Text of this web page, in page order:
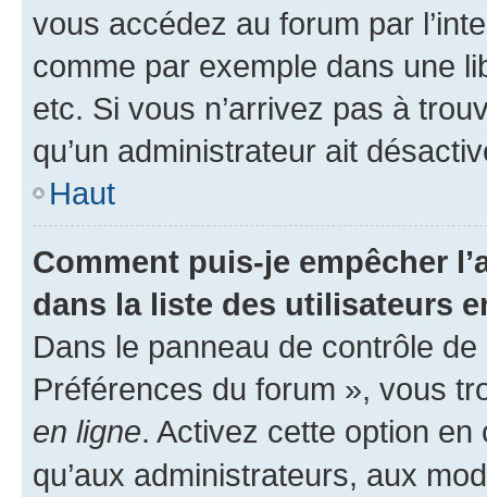
vous accédez au forum par
comme par exemple dans une
etc. Si vous n’arrivez pas à
qu’un administrateur ait
Haut
Comment puis-je empêcher
dans la liste des utilisateurs
Dans le panneau de contrôle
Préférences du forum », vous
en ligne. Activez cette option
qu’aux administrateurs, aux